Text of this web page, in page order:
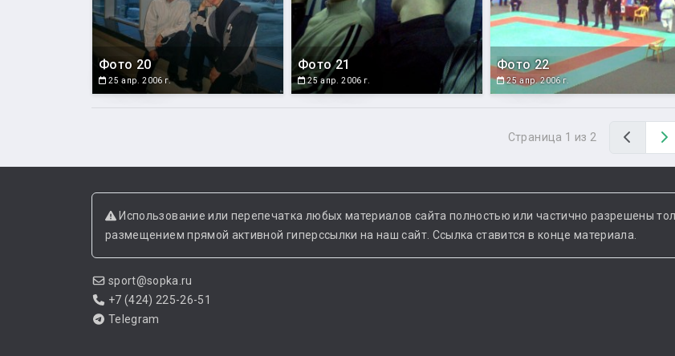
Фото 20
25 апр. 2006 г.
Фото 21
25 апр. 2006 г.
Фото 22
25 апр. 2006 г.
Страница 1 из 2 Назад
Использование или перепечатка любых материалов сайта полностью или частично разрешены
размещением прямой активной гиперссылки на наш сайт. Ссылка ставится в конце материала.
sport@sopka.ru
+7 (424) 225-26-51
Telegram